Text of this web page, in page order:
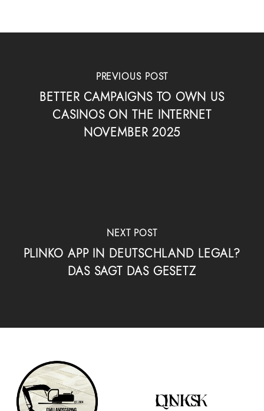
PREVIOUS POST
BETTER CAMPAIGNS TO OWN US
CASINOS ON THE INTERNET
NOVEMBER 2025
NEXT POST
PLINKO APP IN DEUTSCHLAND LEGAL?
DAS SAGT DAS GESETZ
QUICK LINKS